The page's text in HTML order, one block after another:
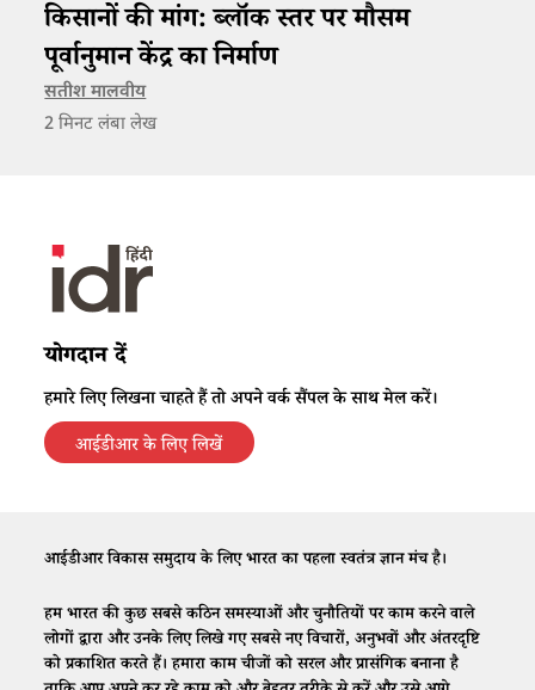
किसानों की मांग: ब्लॉक स्तर पर मौसम
पूर्वानुमान केंद्र का निर्माण
सतीश मालवीय
2 मिनट लंबा लेख
योगदान दें
हमारे लिए लिखना चाहते हैं तो अपने वर्क सैंपल के साथ मेल करें।
आईडीआर के लिए लिखें
आईडीआर विकास समुदाय के लिए भारत का पहला स्वतंत्र ज्ञान मंच है।
हम भारत की कुछ सबसे कठिन समस्याओं और चुनौतियों पर काम करने वाले
लोगों द्वारा और उनके लिए लिखे गए सबसे नए विचारों, अनुभवों और अंतरदृष्टि
को प्रकाशित करते हैं। हमारा काम चीजों को सरल और प्रासंगिक बनाना है